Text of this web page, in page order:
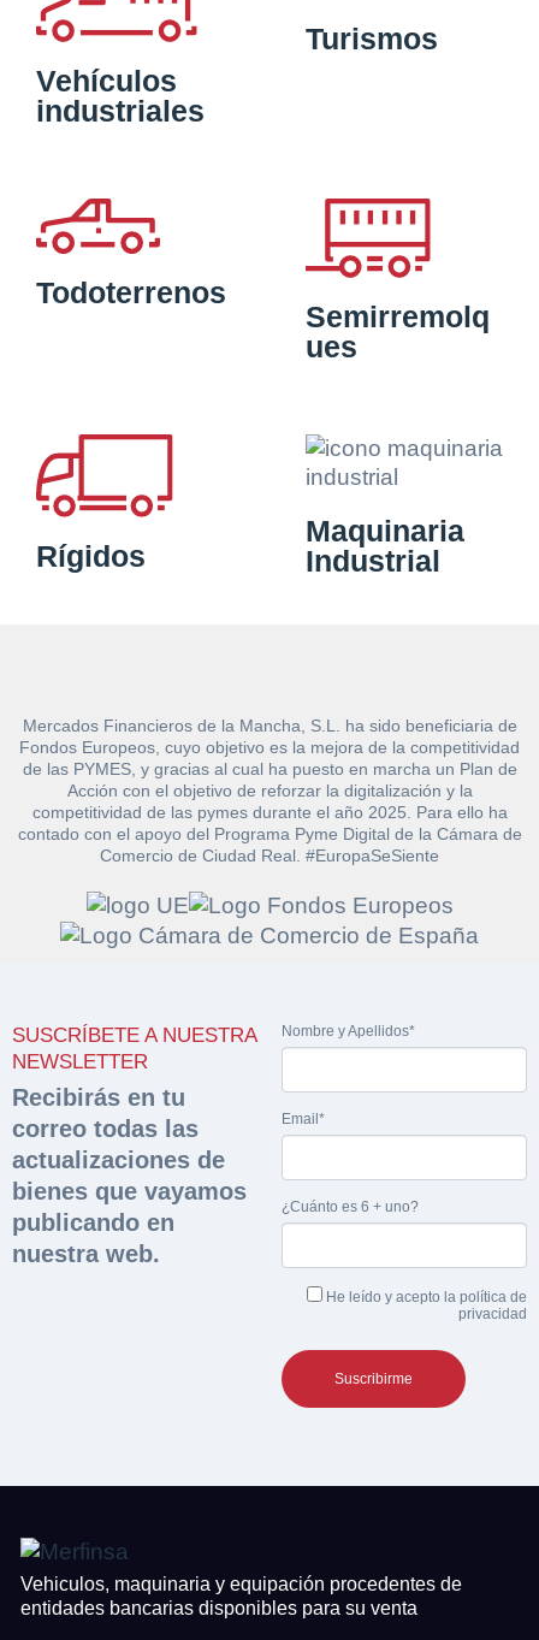
Vehículos
industriales
Turismos
Todoterrenos
Semirremolq
ues
Rígidos
Maquinaria
Industrial
Mercados Financieros de la Mancha, S.L. ha sido beneficiaria de
Fondos Europeos, cuyo objetivo es la mejora de la competitividad
de las PYMES, y gracias al cual ha puesto en marcha un Plan de
Acción con el objetivo de reforzar la digitalización y la
competitividad de las pymes durante el año 2025. Para ello ha
contado con el apoyo del Programa Pyme Digital de la Cámara de
Comercio de Ciudad Real. #EuropaSeSiente
SUSCRÍBETE A NUESTRA
NEWSLETTER
Recibirás en tu
correo todas las
actualizaciones de
bienes que vayamos
publicando en
nuestra web.
Nombre y Apellidos*
Email*
¿Cuánto es 6 + uno?
He leído y acepto la política de
privacidad
Vehiculos, maquinaria y equipación procedentes de
entidades bancarias disponibles para su venta
documentación
sobre la peritación
Rellene este formulario y recibirá en su email el
enlace para descargar la documentación
Nombre y Apellidos*
Hacer Oferta
Razón social*
Teléfono*
Nombre y Apellidos*
Acepto la Política de Privacidad y las Condiciones de Uso.
continuación confirma que estás de acuerdo con ambas.
Sobre Merfinsa
Venta de bienes muebles
Vehículos